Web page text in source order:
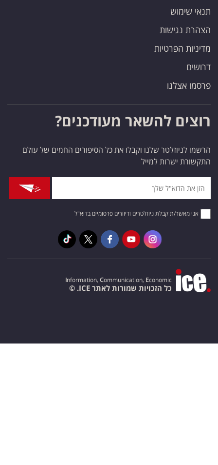
תנאי שימוש
הצהרת נגישות
מדיניות הפרטיות
דרושים
פרסמו אצלנו
רוצים להשאר מעודכנים?
הרשמו לניוזלטר שלנו וקבלו את כל הסיפורים החמים של עולם
התקשורת ישרות למייל
אני מאשר/ת קבלת ניוזלטרים ודיוורים פרסומיים בדוא"ל
Information, Communication, Economic
כל הזכויות שמורות לאתר ICE. ©